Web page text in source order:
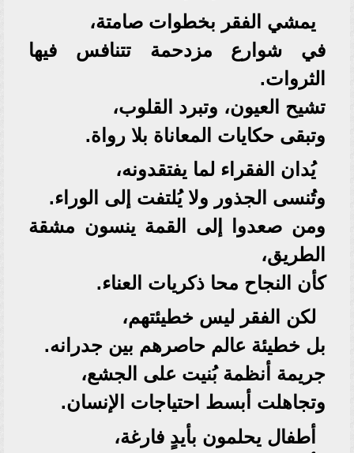
يمشي الفقر بخطوات صامتة،
في شوارع مزدحمة تتنافس فيها
الثروات.
تشيح العيون، وتبرد القلوب،
وتبقى حكايات المعاناة بلا رواة.
يُدان الفقراء لما يفتقدونه،
وتُنسى الجذور ولا يُلتفت إلى الوراء.
ومن صعدوا إلى القمة ينسون مشقة
الطريق،
كأن النجاح محا ذكريات العناء.
لكن الفقر ليس خطيئتهم،
بل خطيئة عالم حاصرهم بين جدرانه.
جريمة أنظمة بُنيت على الجشع،
وتجاهلت أبسط احتياجات الإنسان.
أطفال يحلمون بأيدٍ فارغة،